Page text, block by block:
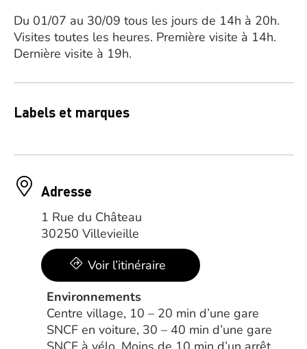
Du 01/07 au 30/09 tous les jours de 14h à 20h.
Visites toutes les heures. Première visite à 14h.
Dernière visite à 19h.
Labels et marques
Adresse
1 Rue du Château
30250 Villevieille
Voir l’itinéraire
Environnements
Centre village, 10 – 20 min d’une gare
SNCF en voiture, 30 – 40 min d’une gare